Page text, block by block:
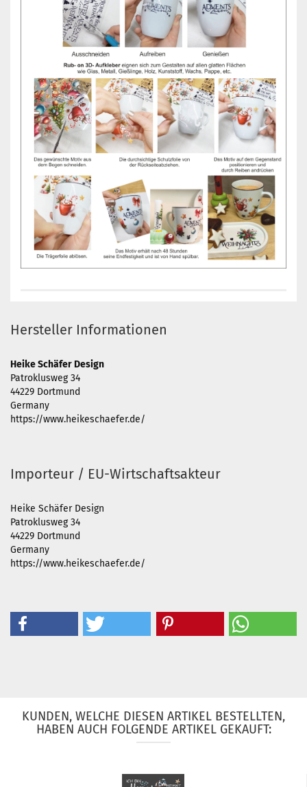
Hersteller Informationen
Heike Schäfer Design
Patroklusweg 34
44229 Dortmund
Germany
https://www.heikeschaefer.de/
Importeur / EU-Wirtschaftsakteur
Heike Schäfer Design
Patroklusweg 34
44229 Dortmund
Germany
https://www.heikeschaefer.de/
KUNDEN, WELCHE DIESEN ARTIKEL BESTELLTEN,
HABEN AUCH FOLGENDE ARTIKEL GEKAUFT: